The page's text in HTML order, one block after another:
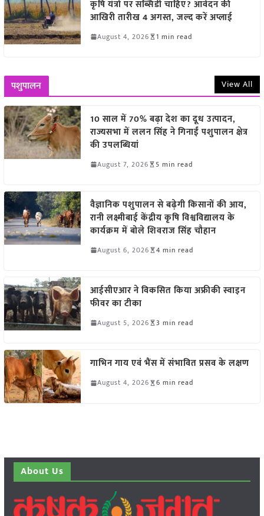
कृषि यंत्रों पर सब्सिडी चाहिए? आवेदन की
आखिरी तारीख 4 अगस्त, जल्द करें अप्लाई
August 4, 2026 1 min read
पशुपालन View All
10 साल में 70% बढ़ा देश का दूध उत्पादन,
राज्यसभा में ललन सिंह ने गिनाईं पशुपालन क्षेत्र
की उपलब्धियां
August 7, 2026 5 min read
वैज्ञानिक पशुपालन से बढ़ेगी किसानों की आय,
रानी लक्ष्मीबाई केंद्रीय कृषि विश्वविद्यालय के
कार्यक्रम में बोले शिवराज सिंह चौहान
August 6, 2026 4 min read
आईसीएआर ने विकसित किया अफ्रीकी स्वाइन
फीवर का टीका
August 5, 2026 3 min read
गाभिन गाय एवं भैंस में संभावित प्रसव के लक्षण
August 4, 2026 6 min read
About Us